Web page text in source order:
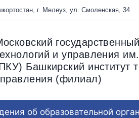
г. Мелеуз, ул.
и управления
Башкирский институт
(филиал)
об образовательной